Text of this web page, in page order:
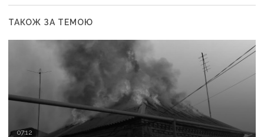
ТАКОЖ ЗА ТЕМОЮ
07:12